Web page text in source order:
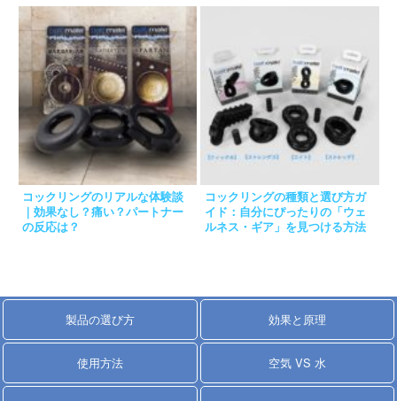
コックリングのリアルな体験談
｜効果なし？痛い？パートナー
の反応は？
コックリングの種類と選び方ガ
イド：自分にぴったりの「ウェ
ルネス・ギア」を見つける方法
製品の選び方 効果と原理
使用方法 空気 VS 水